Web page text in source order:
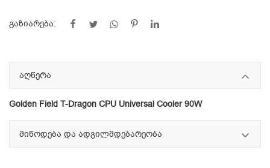
გაზიარება:
აღწერა
Golden Field T-Dragon CPU Universal Cooler 90W
მიწოდება და ადგილმდებარეობა